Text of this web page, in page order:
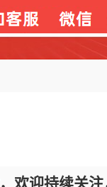
，欢迎持续关注